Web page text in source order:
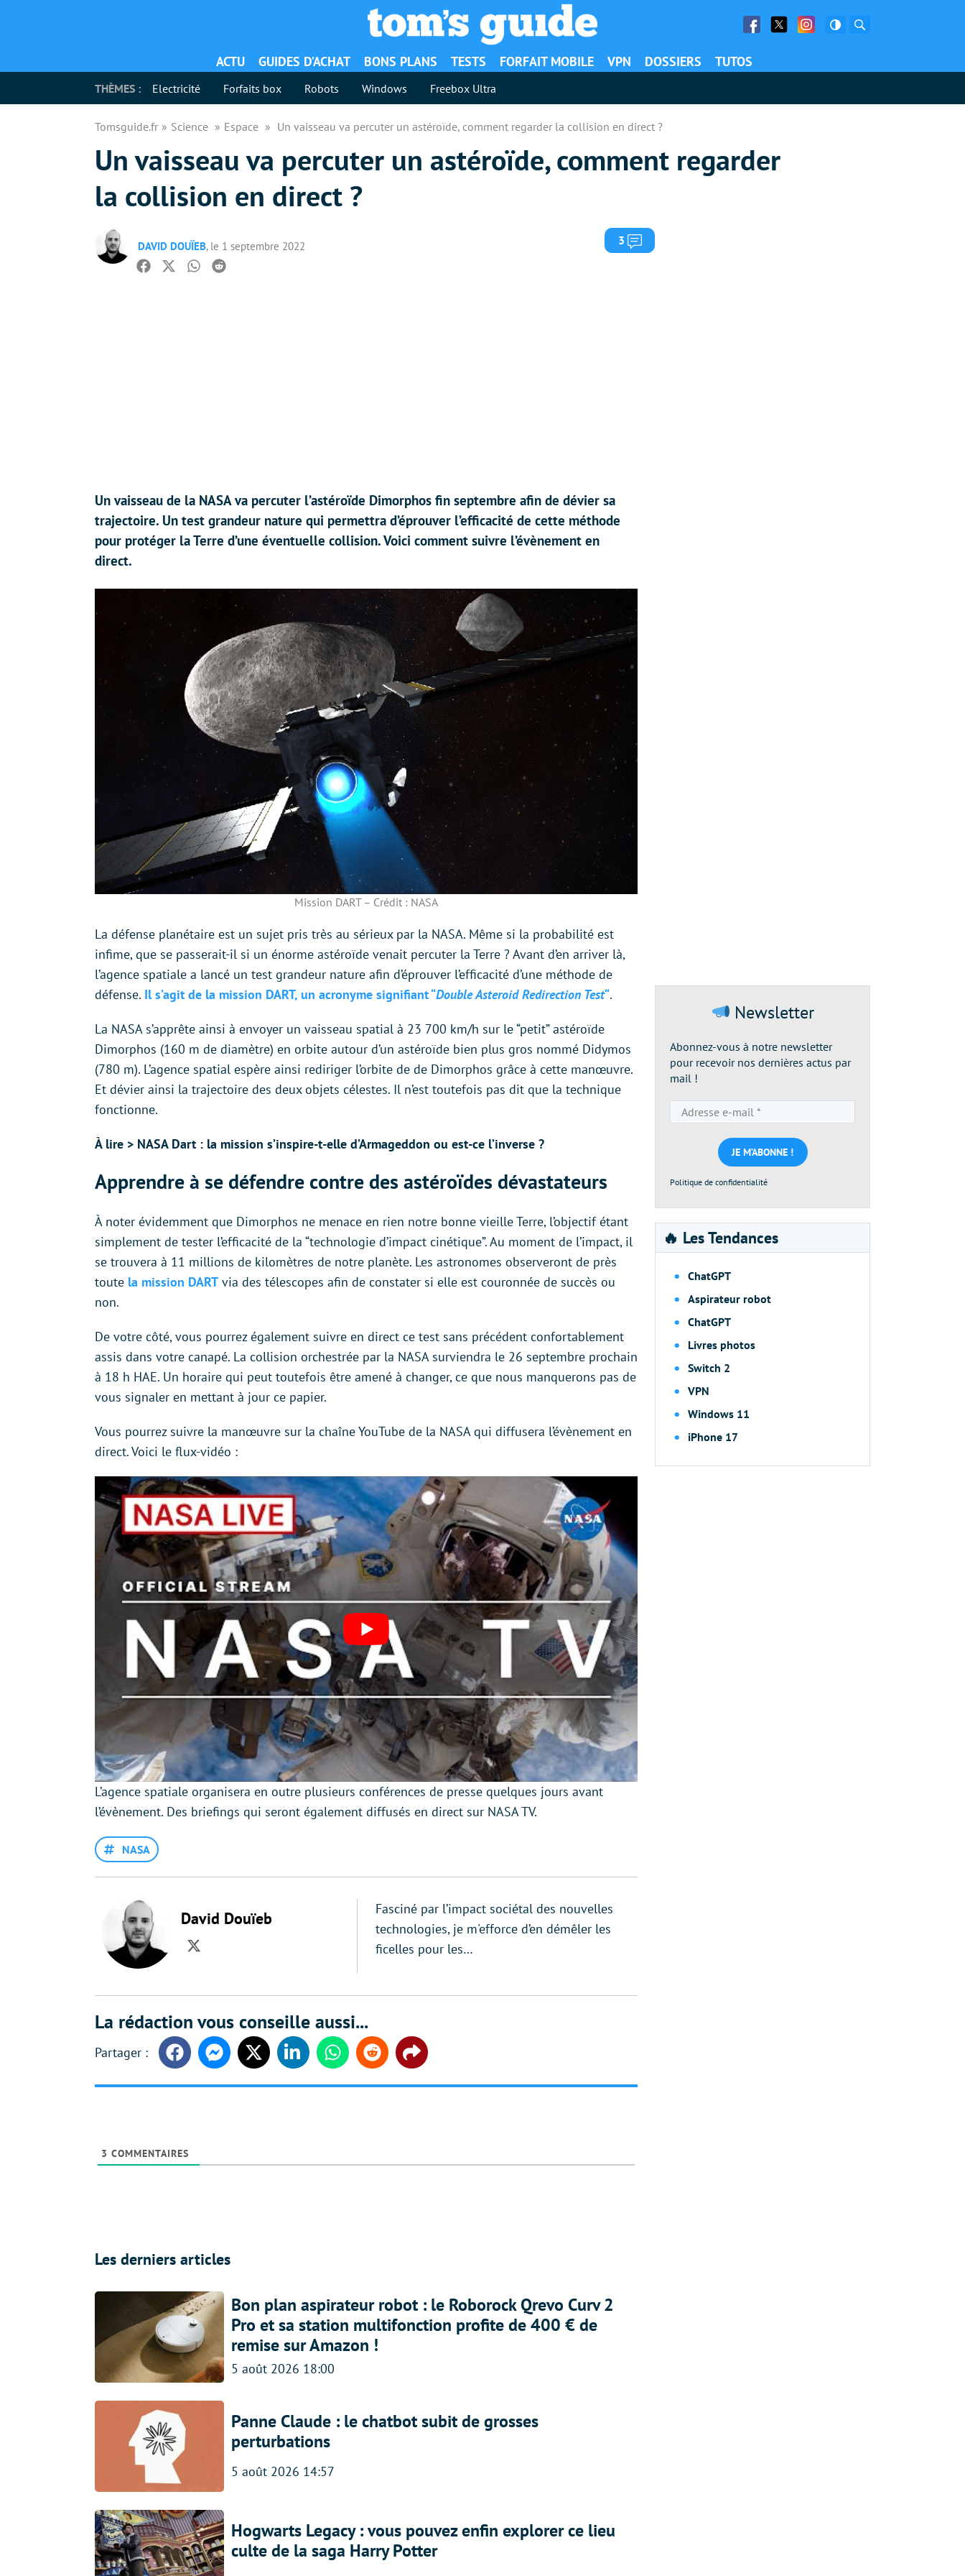
Facebook
Twitter Facebook
ACTU GUIDES D’ACHAT BONS PLANS TESTS FORFAIT MOBILE VPN DOSSIERS TUTOS
THÈMES : Electricité Forfaits box Robots Windows Freebox Ultra
Tomsguide.fr Science Espace Un vaisseau va percuter un astéroïde, comment regarder la collision en direct ?
Un vaisseau va percuter un astéroïde, comment regarder
la collision en direct ?
DAVID DOUÏEB, le 1 septembre 2022 3 Commentaires
Facebook
TwitterWhatsapp
Reddit
Un vaisseau de la NASA va percuter l’astéroïde Dimorphos fin septembre afin de dévier sa
trajectoire. Un test grandeur nature qui permettra d’éprouver l’efficacité de cette méthode
pour protéger la Terre d’une éventuelle collision. Voici comment suivre l’évènement en
direct.
Mission DART – Crédit : NASA
La défense planétaire est un sujet pris très au sérieux par la NASA. Même si la probabilité est
infime, que se passerait-il si un énorme astéroïde venait percuter la Terre ? Avant d’en arriver là,
l’agence spatiale a lancé un test grandeur nature afin d’éprouver l’efficacité d’une méthode de
défense. Il s’agit de la mission DART, un acronyme signifiant “Double Asteroid Redirection Test“.
La NASA s’apprête ainsi à envoyer un vaisseau spatial à 23 700 km/h sur le “petit” astéroïde
Dimorphos (160 m de diamètre) en orbite autour d’un astéroïde bien plus gros nommé Didymos
(780 m). L’agence spatial espère ainsi rediriger l’orbite de de Dimorphos grâce à cette manœuvre.
Et dévier ainsi la trajectoire des deux objets célestes. Il n’est toutefois pas dit que la technique
fonctionne.
À lire > NASA Dart : la mission s’inspire-t-elle d’Armageddon ou est-ce l’inverse ?
Apprendre à se défendre contre des astéroïdes dévastateurs
À noter évidemment que Dimorphos ne menace en rien notre bonne vieille Terre, l’objectif étant
simplement de tester l’efficacité de la “technologie d’impact cinétique”. Au moment de l’impact, il
se trouvera à 11 millions de kilomètres de notre planète. Les astronomes observeront de près
toute la mission DART via des télescopes afin de constater si elle est couronnée de succès ou
non.
De votre côté, vous pourrez également suivre en direct ce test sans précédent confortablement
assis dans votre canapé. La collision orchestrée par la NASA surviendra le 26 septembre prochain
à 18 h HAE. Un horaire qui peut toutefois être amené à changer, ce que nous manquerons pas de
vous signaler en mettant à jour ce papier.
Vous pourrez suivre la manœuvre sur la chaîne YouTube de la NASA qui diffusera l’évènement en
direct. Voici le flux-vidéo :
L’agence spatiale organisera en outre plusieurs conférences de presse quelques jours avant
l’évènement. Des briefings qui seront également diffusés en direct sur NASA TV.
NASA
David Douïeb
Twitter
Fasciné par l’impact sociétal des nouvelles
technologies, je m'efforce d’en démêler les
ficelles pour les…
La rédaction vous conseille aussi...
FacebookMessengerTwitter LinkedinWhatsappReddit Share
3 COMMENTAIRES
Les derniers articles
Bon plan aspirateur robot : le Roborock Qrevo Curv 2
Pro et sa station multifonction profite de 400 € de
remise sur Amazon !
5 août 2026 18:00
Panne Claude : le chatbot subit de grosses
perturbations
5 août 2026 14:57
Hogwarts Legacy : vous pouvez enfin explorer ce lieu
culte de la saga Harry Potter
Newsletter
Abonnez-vous à notre newsletter
pour recevoir nos dernières actus par
mail !
e-
mail
*
Politique de confidentialité
🔥 Les Tendances
ChatGPT
Aspirateur robot
ChatGPT
Livres photos
Switch 2
VPN
Windows 11
iPhone 17